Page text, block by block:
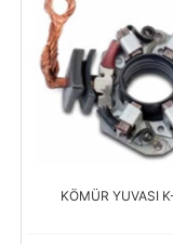
KÖMÜR YUVASI